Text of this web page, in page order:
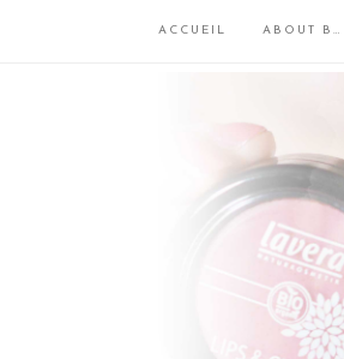
ACCUEIL ABOUT B…